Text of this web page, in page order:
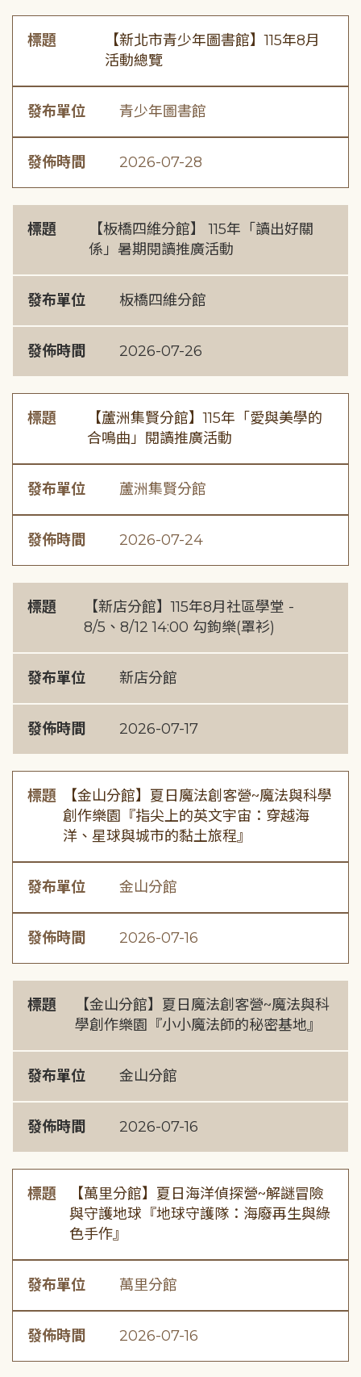
標題
【新北市青少年圖書館】115年8月
活動總覽
發布單位 青少年圖書館
發佈時間 2026-07-28
標題
【板橋四維分館】 115年「讀出好關
係」暑期閱讀推廣活動
發布單位 板橋四維分館
發佈時間 2026-07-26
標題
【蘆洲集賢分館】115年「愛與美學的
合鳴曲」閱讀推廣活動
發布單位 蘆洲集賢分館
發佈時間 2026-07-24
標題
【新店分館】115年8月社區學堂 -
8/5、8/12 14:00 勾鉤樂(罩衫)
發布單位 新店分館
發佈時間 2026-07-17
標題
【金山分館】夏日魔法創客營~魔法與科學
創作樂園『指尖上的英文宇宙：穿越海
洋、星球與城市的黏土旅程』
發布單位 金山分館
發佈時間 2026-07-16
標題
【金山分館】夏日魔法創客營~魔法與科
學創作樂園『小小魔法師的秘密基地』
發布單位 金山分館
發佈時間 2026-07-16
標題
【萬里分館】夏日海洋偵探營~解謎冒險
與守護地球『地球守護隊：海廢再生與綠
色手作』
發布單位 萬里分館
發佈時間 2026-07-16